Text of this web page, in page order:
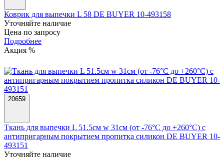
Коврик для выпечки L 58 DE BUYER 10-493158
Уточняйте наличие
Цена по запросу
Подробнее
Акция %
20659
Ткань для выпечки L 51.5см w 31см (от -76°C до +260°C) с
антипригарным покрытием пропитка силикон DE BUYER 10-
493151
Уточняйте наличие